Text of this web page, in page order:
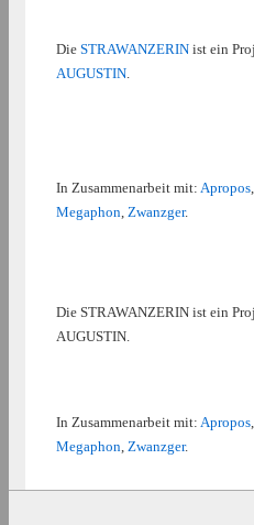
Die STRAWANZERIN ist ein
AUGUSTIN
In Zusammenarbeit mit: Apropos
Megaphon Zwanzger.
Die STRAWANZERIN ist ein
AUGUSTIN.
In Zusammenarbeit mit: Apropos
Megaphon Zwanzger.